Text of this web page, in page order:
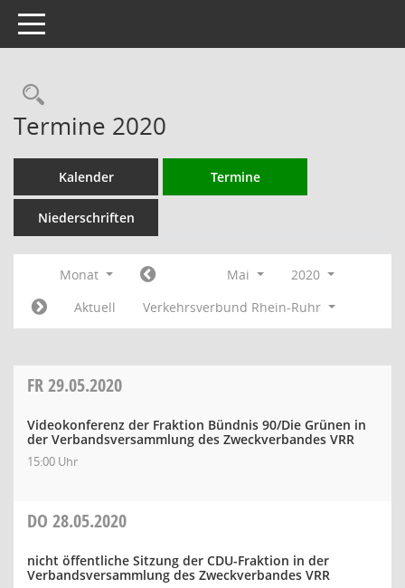
Toggle navigation
Rechercheauswahl
Termine 2020
Kalender Termine
Niederschriften
Monat Mai
2020
Aktuell
Verkehrsverbund Rhein-Ruhr
FR29.05.2020
Videokonferenz der Fraktion Bündnis 90/Die Grünen in
der Verbandsversammlung des Zweckverbandes VRR
15:00 Uhr
DO 28.05.2020
nicht öffentliche Sitzung der CDU-Fraktion in der
Verbandsversammlung des Zweckverbandes VRR